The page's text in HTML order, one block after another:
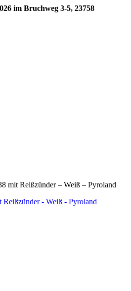
im Bruchweg 3-5, 23758
mit Reißzünder – Weiß – Pyroland